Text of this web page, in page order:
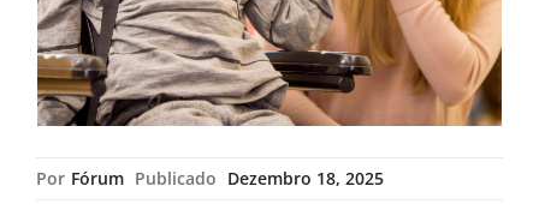
Por Fórum Publicado Dezembro 18, 2025